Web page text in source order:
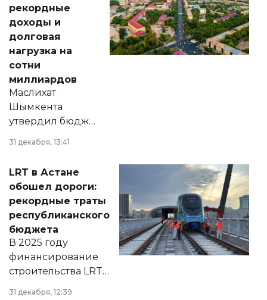
рекордные
доходы и
долговая
нагрузка на
сотни
миллиардов
Маслихат
Шымкента
утвердил бюджет
города на 2026–
2028 годы.
документ
появился в базе
нормативных
правовых актов и
на сайте маслихат
города.
31 декабря, 13:41
LRT в Астане
обошел дороги:
рекордные траты
республиканского
бюджета
В 2025 году
финансирование
строительства LRT
в Астане из
31 декабря, 12:39